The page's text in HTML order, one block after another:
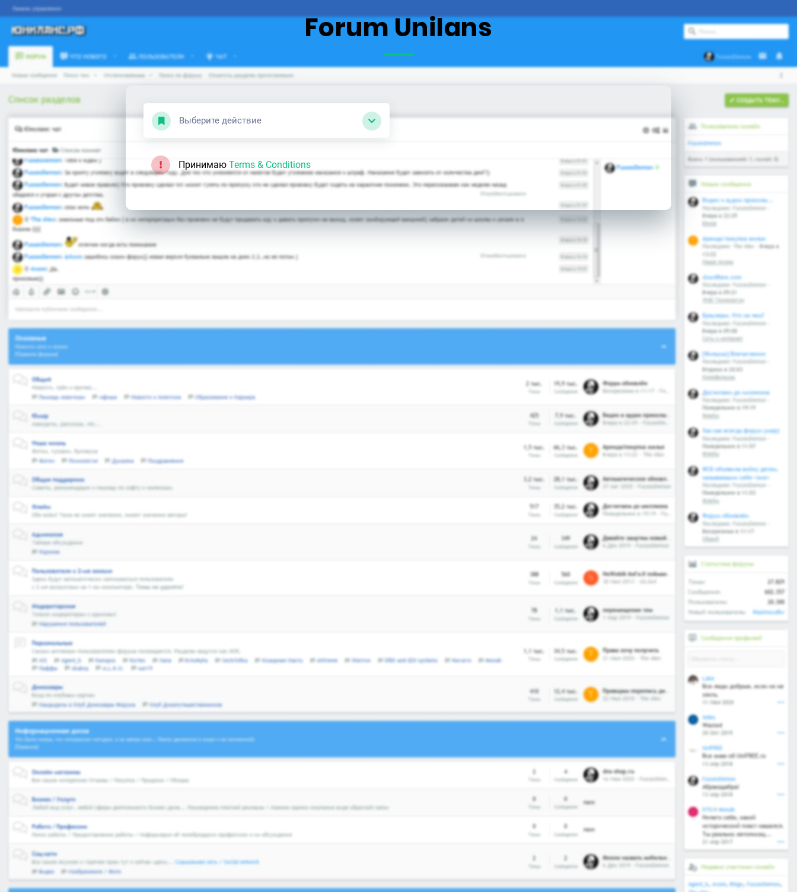
Forum Unilans
Выберите действие
Принимаю Terms & Conditions